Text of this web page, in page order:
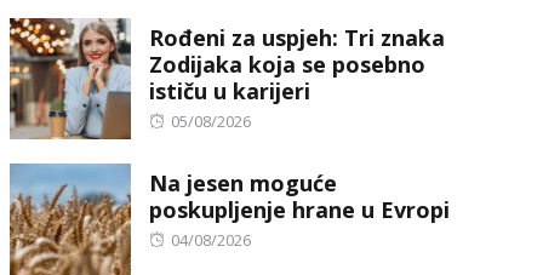
Rođeni za uspjeh: Tri znaka
Zodijaka koja se posebno
ističu u karijeri
Posted
05/08/2026
Na jesen moguće
poskupljenje hrane u Evropi
Posted
04/08/2026